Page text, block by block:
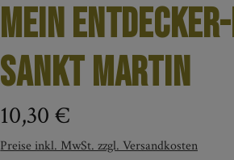
Mein
Sankt Martin
Regulärer Preis:
10,30 €
Preise inkl. MwSt. zzgl. Versandkosten